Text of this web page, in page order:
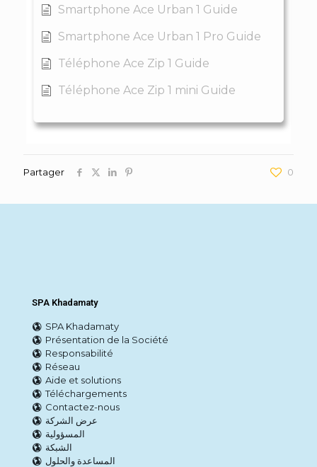
Smartphone Ace Urban 1 Guide
Smartphone Ace Urban 1 Pro Guide
Téléphone Ace Zip 1 Guide
Téléphone Ace Zip 1 mini Guide
Partager 0
SPA Khadamaty
SPA Khadamaty
Présentation de la Société
Responsabilité
Réseau
Aide et solutions
Téléchargements
Contactez-nous
عرض الشركة
المسؤولية
الشبكة
المساعدة والحلول